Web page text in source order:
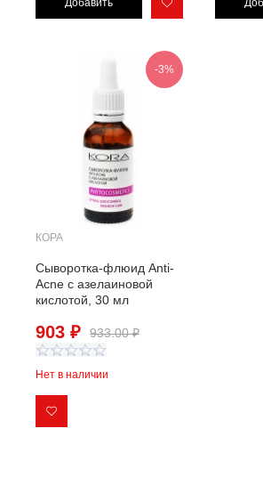
-3%
КОРА
Сыворотка-флюид Anti-
Acne с азелаиновой
кислотой, 30 мл
903 ₽ 933.00 ₽
Нет в наличии